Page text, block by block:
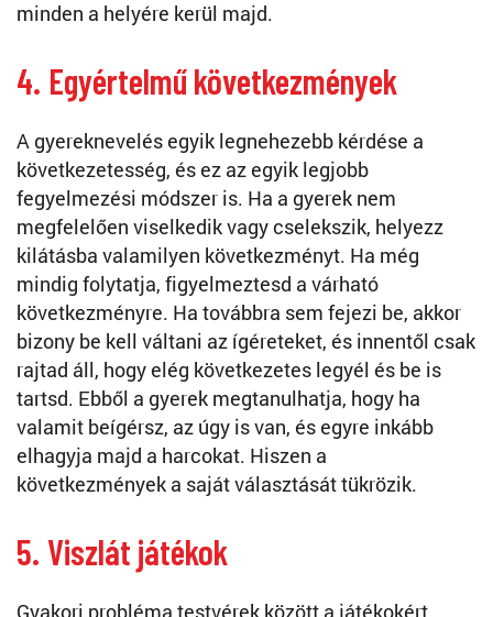
minden a helyére kerül majd.
4. Egyértelmű következmények
A gyereknevelés egyik legnehezebb kérdése a
következetesség, és ez az egyik legjobb
fegyelmezési módszer is. Ha a gyerek nem
megfelelően viselkedik vagy cselekszik, helyezz
kilátásba valamilyen következményt. Ha még
mindig folytatja, figyelmeztesd a várható
következményre. Ha továbbra sem fejezi be, akkor
bizony be kell váltani az ígéreteket, és innentől csak
rajtad áll, hogy elég következetes legyél és be is
tartsd. Ebből a gyerek megtanulhatja, hogy ha
valamit beígérsz, az úgy is van, és egyre inkább
elhagyja majd a harcokat. Hiszen a
következmények a saját választását tükrözik.
5. Viszlát játékok